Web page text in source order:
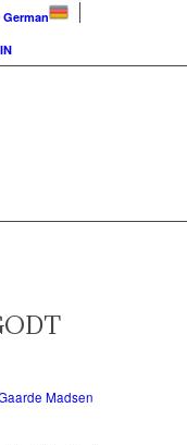
German
Madsen